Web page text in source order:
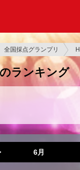
全国採点グランプリ
ランキング
6月